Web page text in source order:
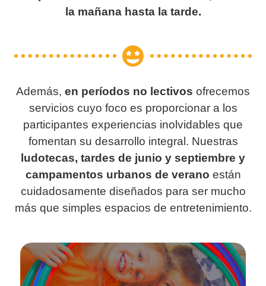
la mañana hasta la tarde.
Además, en períodos no lectivos ofrecemos
servicios cuyo foco es proporcionar a los
participantes experiencias inolvidables que
fomentan su desarrollo integral. Nuestras
ludotecas, tardes de junio y septiembre y
campamentos urbanos de verano están
cuidadosamente diseñados para ser mucho
más que simples espacios de entretenimiento.